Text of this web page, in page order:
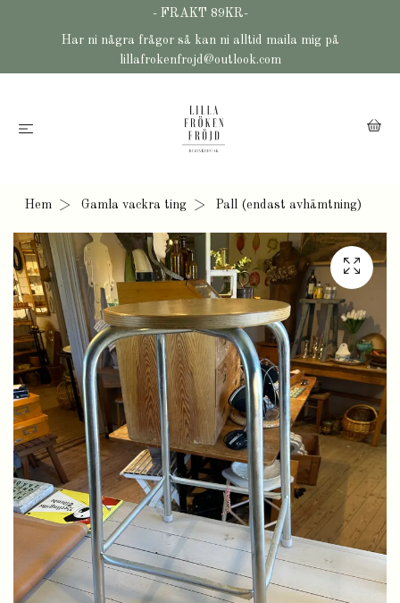
- FRAKT 89KR-
Har ni några frågor så kan ni alltid maila mig på
lillafrokenfrojd@outlook.com
Hem Gamla vackra ting Pall (endast avhämtning)